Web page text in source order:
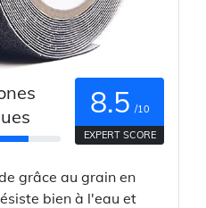
8.5 /10
EXPERT SCORE
grâce au grain en
bien à l'eau et